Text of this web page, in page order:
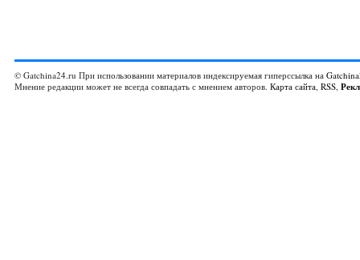
© Gatchina24.ru При использовании материалов индексируемая гиперссылка на
Мнение редакции может не всегда совпадать с мнением авторов. Карта сайта, RSS,